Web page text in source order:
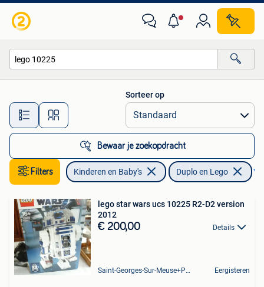
Alle afstanden…
Sorteer op
Bewaar je zoekopdracht
Filters Kinderen en Baby's Duplo en Lego
lego star wars ucs 10225 R2-D2 version
2012
€ 200,00 Details
Saint-Georges-Sur-Meuse+Partie De Hermalle-Sous-Huy Eergisteren